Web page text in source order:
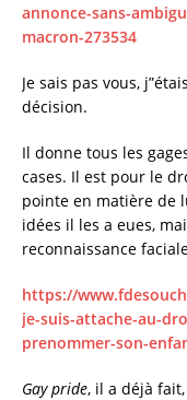
annonce-sans-
macron-273534
Je sais pas vous,
décision.
Il donne tous les
cases. Il est pour le
pointe en matière de
idées il les a eues,
reconnaissance
https://
je-suis-attache-au-
prenommer-son-
Gay pride, il a déjà